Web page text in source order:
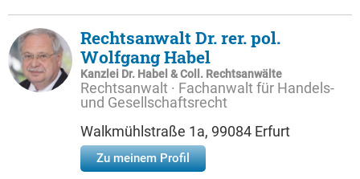
Rechtsanwalt Dr. rer. pol.
Wolfgang Habel
Kanzlei Dr. Habel & Coll. Rechtsanwälte
Rechtsanwalt · Fachanwalt für Handels-
und Gesellschaftsrecht
Walkmühlstraße 1a, 99084 Erfurt
Zu meinem Profil